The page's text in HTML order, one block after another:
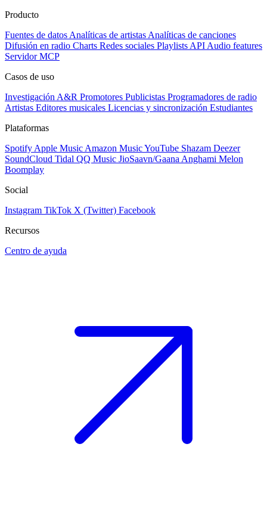
Producto
Fuentes de datos Analíticas de artistas Analíticas de canciones
Difusión en radio Charts Redes sociales Playlists API Audio features
Servidor MCP
Casos de uso
Investigación A&R Promotores Publicistas Programadores de radio
Artistas Editores musicales Licencias y sincronización Estudiantes
Plataformas
Spotify Apple Music Amazon MusicYouTube Shazam Deezer
SoundCloud Tidal QQ Music JioSaavn/Gaana Anghami Melon
Boomplay
Social
Instagram TikTok X (Twitter) Facebook
Recursos
Centro de ayuda